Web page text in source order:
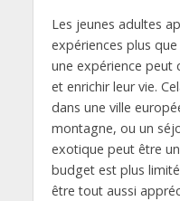
Les jeunes adultes
expériences plus
une expérience peut
et enrichir leur vie.
dans une ville
montagne, ou un
exotique peut être
budget est plus
être tout aussi